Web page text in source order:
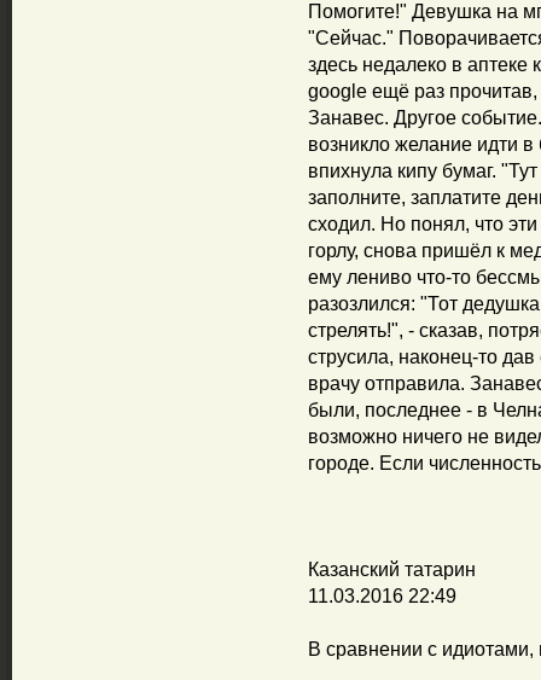
Помогите!" Девушка на
"Сейчас."
здесь недалеко в аптеке
google ещё раз прочитав,
Занавес. Другое
возникло желание идти
впихнула кипу бумаг.
заполните, заплатите
сходил. Но понял, что
горлу, снова пришёл к
ему лениво что-то
разозлился: "Тот
стрелять!", - сказав,
струсила, наконец-то
врачу отправила.
были, последнее - в
возможно ничего не
городе. Если
Казанский татарин
11.03.2016 22:49
В сравнении с